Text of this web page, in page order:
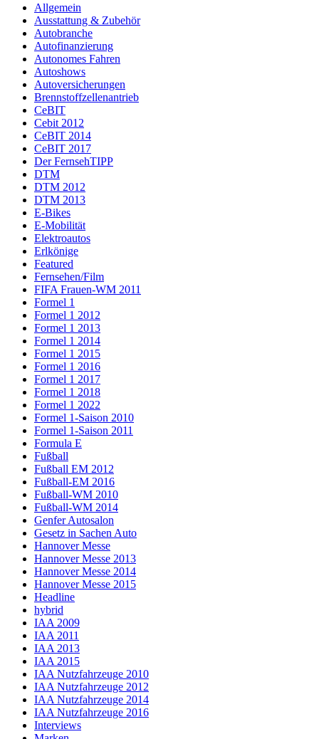
Allgemein
Ausstattung & Zubehör
Autobranche
Autofinanzierung
Autonomes Fahren
Autoshows
Autoversicherungen
Brennstoffzellenantrieb
CeBIT
Cebit 2012
CeBIT 2014
CeBIT 2017
Der FernsehTIPP
DTM
DTM 2012
DTM 2013
E-Bikes
E-Mobilität
Elektroautos
Erlkönige
Featured
Fernsehen/Film
FIFA Frauen-WM 2011
Formel 1
Formel 1 2012
Formel 1 2013
Formel 1 2014
Formel 1 2015
Formel 1 2016
Formel 1 2017
Formel 1 2018
Formel 1 2022
Formel 1-Saison 2010
Formel 1-Saison 2011
Formula E
Fußball
Fußball EM 2012
Fußball-EM 2016
Fußball-WM 2010
Fußball-WM 2014
Genfer Autosalon
Gesetz in Sachen Auto
Hannover Messe
Hannover Messe 2013
Hannover Messe 2014
Hannover Messe 2015
Headline
hybrid
IAA 2009
IAA 2011
IAA 2013
IAA 2015
IAA Nutzfahrzeuge 2010
IAA Nutzfahrzeuge 2012
IAA Nutzfahrzeuge 2014
IAA Nutzfahrzeuge 2016
Interviews